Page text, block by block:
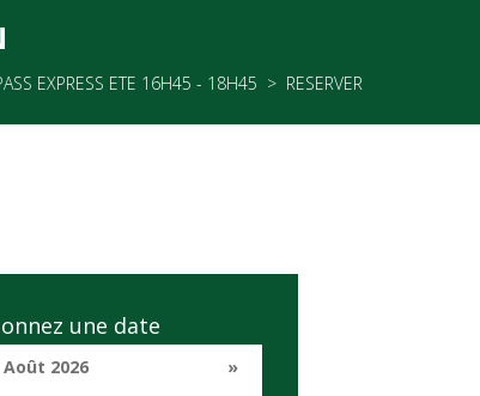
EXPRESS ETE 16H45 - 18H45 RESERVER
une date
Août 2026
»